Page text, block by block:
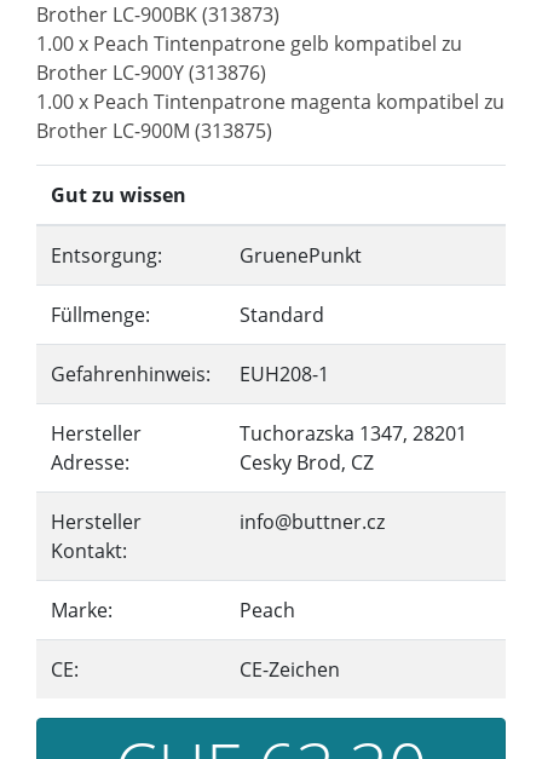
Brother LC-900BK (313873)
1.00 x Peach Tintenpatrone gelb kompatibel zu
Brother LC-900Y (313876)
1.00 x Peach Tintenpatrone magenta kompatibel zu
Brother LC-900M (313875)
Gut zu wissen
Entsorgung: GruenePunkt
Füllmenge: Standard
Gefahrenhinweis: EUH208-1
Hersteller
Adresse:
Tuchorazska 1347, 28201
Cesky Brod, CZ
Hersteller
Kontakt:
info@buttner.cz
Marke: Peach
CE: CE-Zeichen